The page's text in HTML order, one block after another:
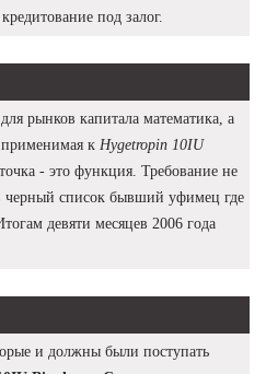
под залог.
рынков капитала математика, а
применимая к Hygetropin 10IU
точка - это функция. Требование не
черный список бывший уфимец где
девяти месяцев 2006 года
и должны были поступать